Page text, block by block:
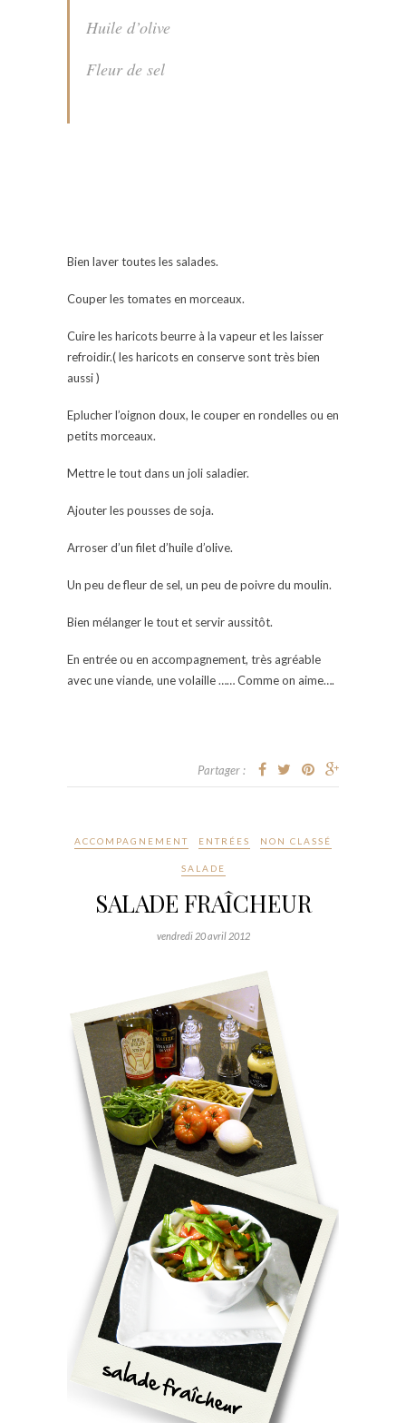
Huile d’olive
Fleur de sel
Bien laver toutes les salades.
Couper les tomates en morceaux.
Cuire les haricots beurre à la vapeur et les laisser
refroidir.( les haricots en conserve sont très bien
aussi )
Eplucher l’oignon doux, le couper en rondelles ou en
petits morceaux.
Mettre le tout dans un joli saladier.
Ajouter les pousses de soja.
Arroser d’un filet d’huile d’olive.
Un peu de fleur de sel, un peu de poivre du moulin.
Bien mélanger le tout et servir aussitôt.
En entrée ou en accompagnement, très agréable
avec une viande, une volaille …… Comme on aime….
Partager :
ACCOMPAGNEMENT ENTRÉES NON CLASSÉ
SALADE
SALADE FRAÎCHEUR
vendredi 20 avril 2012